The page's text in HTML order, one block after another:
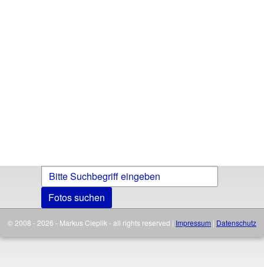
Fotos suchen
© 2008 - 2026 - Markus Cieplik - all rights reserved | Impressum | Datenschutz